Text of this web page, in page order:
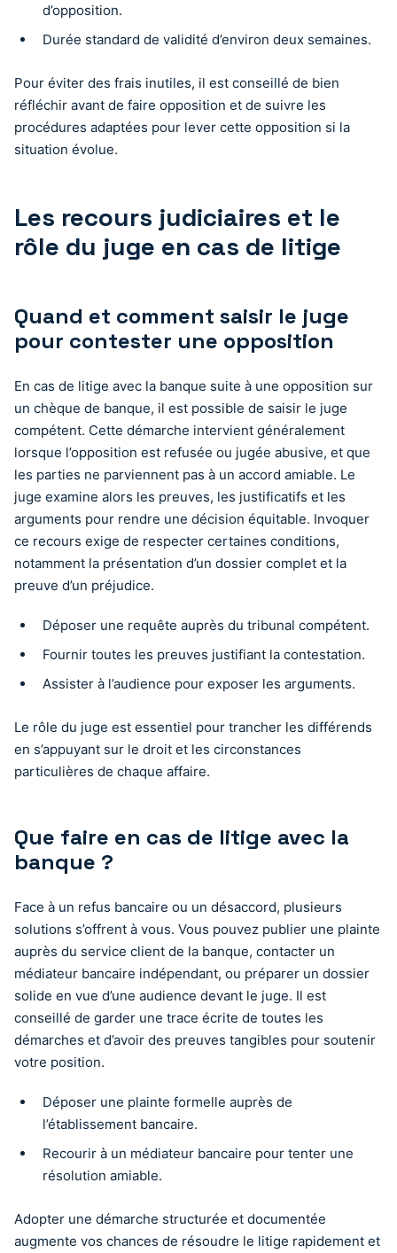
d’opposition.
Durée standard de validité d’environ deux semaines.
Pour éviter des frais inutiles, il est conseillé de bien
réfléchir avant de faire opposition et de suivre les
procédures adaptées pour lever cette opposition si la
situation évolue.
Les recours judiciaires et le
rôle du juge en cas de litige
Quand et comment saisir le juge
pour contester une opposition
En cas de litige avec la banque suite à une opposition sur
un chèque de banque, il est possible de saisir le juge
compétent. Cette démarche intervient généralement
lorsque l’opposition est refusée ou jugée abusive, et que
les parties ne parviennent pas à un accord amiable. Le
juge examine alors les preuves, les justificatifs et les
arguments pour rendre une décision équitable. Invoquer
ce recours exige de respecter certaines conditions,
notamment la présentation d’un dossier complet et la
preuve d’un préjudice.
Déposer une requête auprès du tribunal compétent.
Fournir toutes les preuves justifiant la contestation.
Assister à l’audience pour exposer les arguments.
Le rôle du juge est essentiel pour trancher les différends
en s’appuyant sur le droit et les circonstances
particulières de chaque affaire.
Que faire en cas de litige avec la
banque ?
Face à un refus bancaire ou un désaccord, plusieurs
solutions s’offrent à vous. Vous pouvez publier une plainte
auprès du service client de la banque, contacter un
médiateur bancaire indépendant, ou préparer un dossier
solide en vue d’une audience devant le juge. Il est
conseillé de garder une trace écrite de toutes les
démarches et d’avoir des preuves tangibles pour soutenir
votre position.
Déposer une plainte formelle auprès de
l’établissement bancaire.
Recourir à un médiateur bancaire pour tenter une
résolution amiable.
Adopter une démarche structurée et documentée
augmente vos chances de résoudre le litige rapidement et